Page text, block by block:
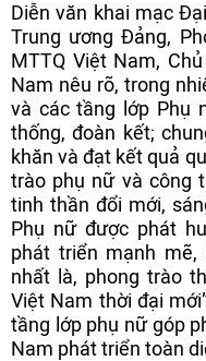
Diễn văn khai mạc
Trung ương Đảng,
MTTQ Việt Nam,
Nam nêu rõ, trong
và các tầng lớp Phụ
thống, đoàn kết;
khăn và đạt kết quả
trào phụ nữ và công
tinh thần đổi mới,
Phụ nữ được phát
phát triển mạnh mẽ,
nhất là, phong trào
Việt Nam thời đại
tầng lớp phụ nữ góp
Nam phát triển toàn